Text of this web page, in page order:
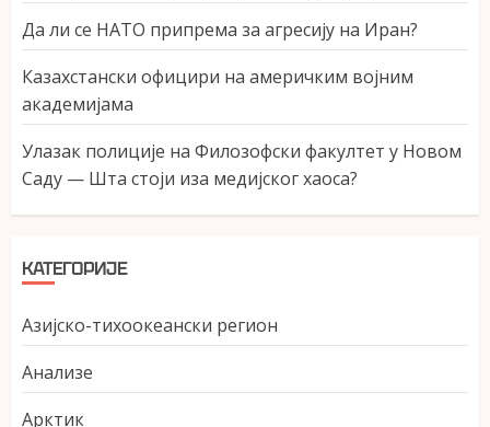
Да ли се НАТО припрема за агресију на Иран?
Казахстански официри на америчким војним
академијама
Улазак полиције на Филозофски факултет у Новом
Саду — Шта стоји иза медијског хаоса?
КАТЕГОРИЈЕ
Азијско-тихоокеански регион
Анализе
Арктик